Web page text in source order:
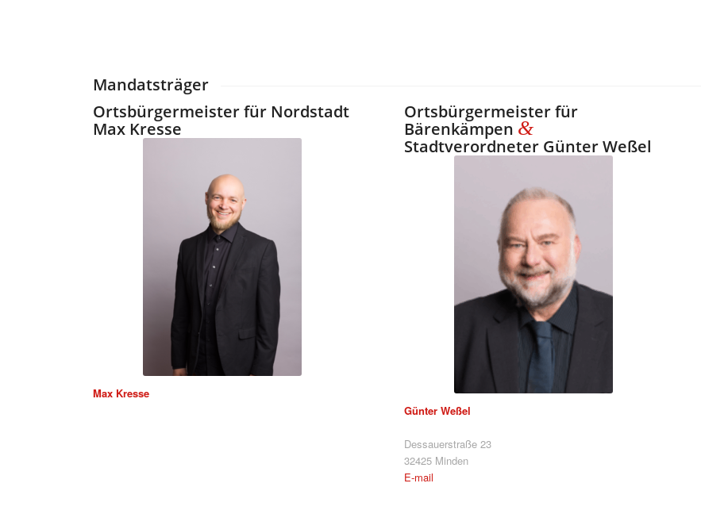
Mandatsträger
Ortsbürgermeister für Nordstadt
Max Kresse
Max Kresse
Ortsbürgermeister für
Bärenkämpen &
Stadtverordneter Günter Weßel
Günter Weßel
Dessauerstraße 23
32425 Minden
E-mail